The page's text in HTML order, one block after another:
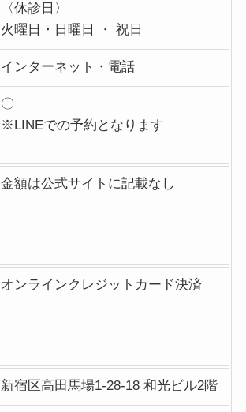
〈休診日〉
火曜日・日曜日 ・ 祝日
インターネット・電話
〇
※LINEでの予約となります
金額は公式サイトに記載なし
オンラインクレジットカード決済
新宿区高田馬場1-28-18 和光ビル2階